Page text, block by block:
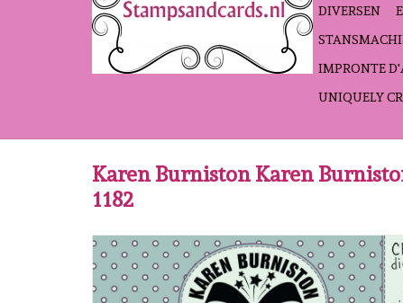
DIVERSEN
IMPRONTE
UNIQUELY
Karen Burniston Karen
1182